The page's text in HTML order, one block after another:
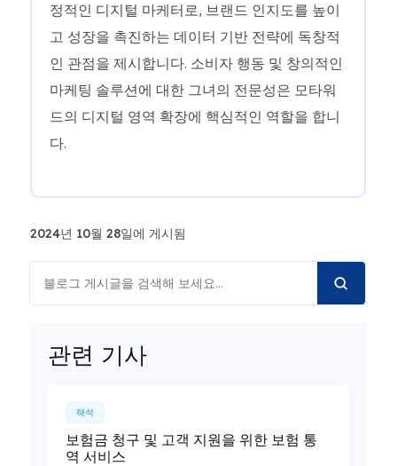
정적인 디지털 마케터로, 브랜드 인지도를 높이
고 성장을 촉진하는 데이터 기반 전략에 독창적
인 관점을 제시합니다. 소비자 행동 및 창의적인
마케팅 솔루션에 대한 그녀의 전문성은 모타워
드의 디지털 영역 확장에 핵심적인 역할을 합니
다.
2024년 10월 28일에 게시됨
관련 기사
해석
보험금 청구 및 고객 지원을 위한 보험 통
역 서비스